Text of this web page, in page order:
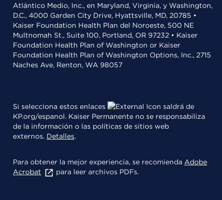
Atlántico Medio, Inc., en Maryland, Virginia, y Washington,
D.C., 4000 Garden City Drive, Hyattsville, MD, 20785 •
Kaiser Foundation Health Plan del Noroeste, 500 NE
Multnomah St., Suite 100, Portland, OR 97232 • Kaiser
Foundation Health Plan of Washington or Kaiser
Foundation Health Plan of Washington Options, Inc., 2715
Naches Ave, Renton, WA 98057
Si selecciona estos enlaces
saldrá de
KP.org/espanol. Kaiser Permanente no se responsabiliza
de la información o las políticas de sitios web
externos. Detalles.
Para obtener la mejor experiencia, se recomienda Adobe
Acrobat
para leer archivos PDFs.